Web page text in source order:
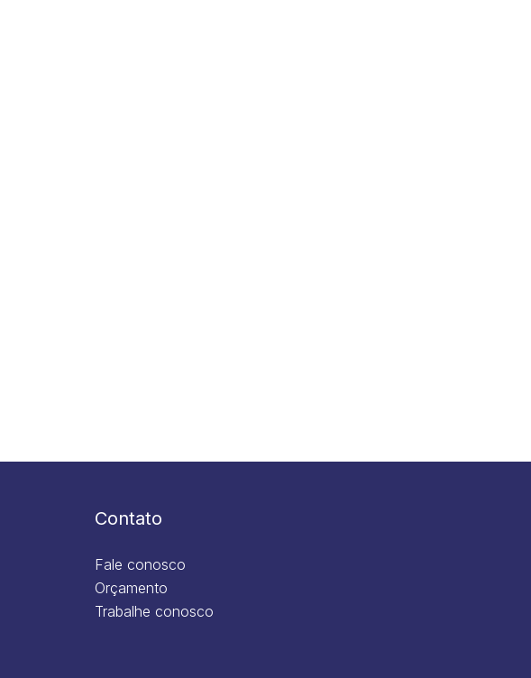
Contato
Fale conosco
Orçamento
Trabalhe conosco